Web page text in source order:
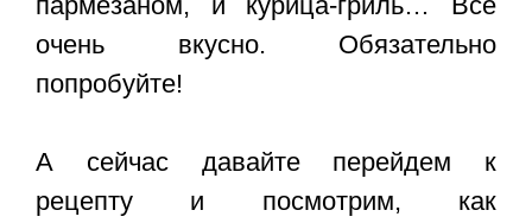
очень вкусно. Обязательно
попробуйте!
А сейчас давайте перейдем к
рецепту и посмотрим, как